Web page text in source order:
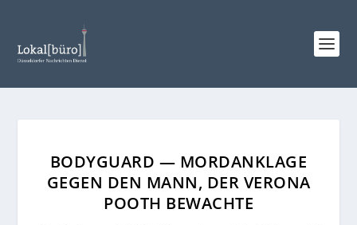
BODYGUARD — MORDANKLAGE
GEGEN DEN MANN, DER VERONA
POOTH BEWACHTE